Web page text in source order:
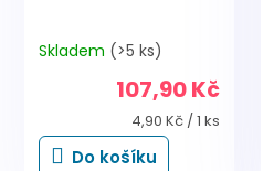
Skladem (>5 ks)
107,90 Kč
Měrná
cena:
4,90 Kč / 1 ks
Do košíku